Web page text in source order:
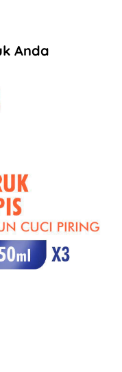
Anda